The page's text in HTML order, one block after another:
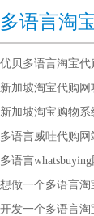
多语言淘
优贝多语言淘宝
新加坡淘宝代购网
新加坡淘宝购物系
多语言威哇代购
多语言
想做一个多语言淘
开发一个多语言淘